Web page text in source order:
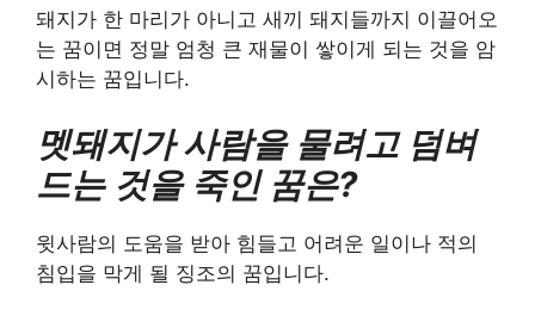
돼지가 한 마리가 아니고 새끼 돼지들까지 이끌어오
는 꿈이면 정말 엄청 큰 재물이 쌓이게 되는 것을 암
시하는 꿈입니다.
멧돼지가 사람을 물려고 덤벼
드는 것을 죽인 꿈은?
윗사람의 도움을 받아 힘들고 어려운 일이나 적의
침입을 막게 될 징조의 꿈입니다.